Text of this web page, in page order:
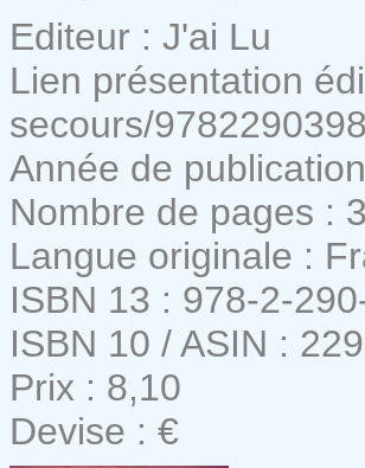
Editeur : J'ai Lu
Lien présentation
secours/
Année de
Nombre de pages :
Langue originale :
ISBN 13 : 978-2-
ISBN 10 / ASIN :
Prix : 8,10
Devise : €